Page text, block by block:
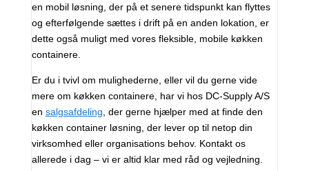
en mobil løsning, der på et senere tidspunkt kan flyttes
og efterfølgende sættes i drift på en anden lokation, er
dette også muligt med vores fleksible, mobile køkken
containere.
Er du i tvivl om mulighederne, eller vil du gerne vide
mere om køkken containere, har vi hos DC-Supply A/S
en salgsafdeling , der gerne hjælper med at finde den
køkken container løsning, der lever op til netop din
virksomhed eller organisations behov. Kontakt os
allerede i dag – vi er altid klar med råd og vejledning.